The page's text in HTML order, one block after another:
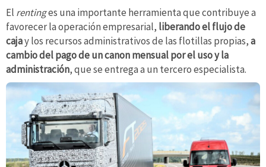
El rentinges una importante herramienta que contribuye a
favorecer la operación empresarial, liberando el flujo de
cajay los recursos administrativos de las flotillas propias,a
cambio del pago de un canon mensual por el uso y la
administración, que se entrega a un tercero especialista.